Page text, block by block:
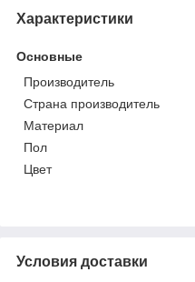
Характеристики
Основные
Производитель
Страна производитель
Материал
Пол
Цвет
Условия доставки